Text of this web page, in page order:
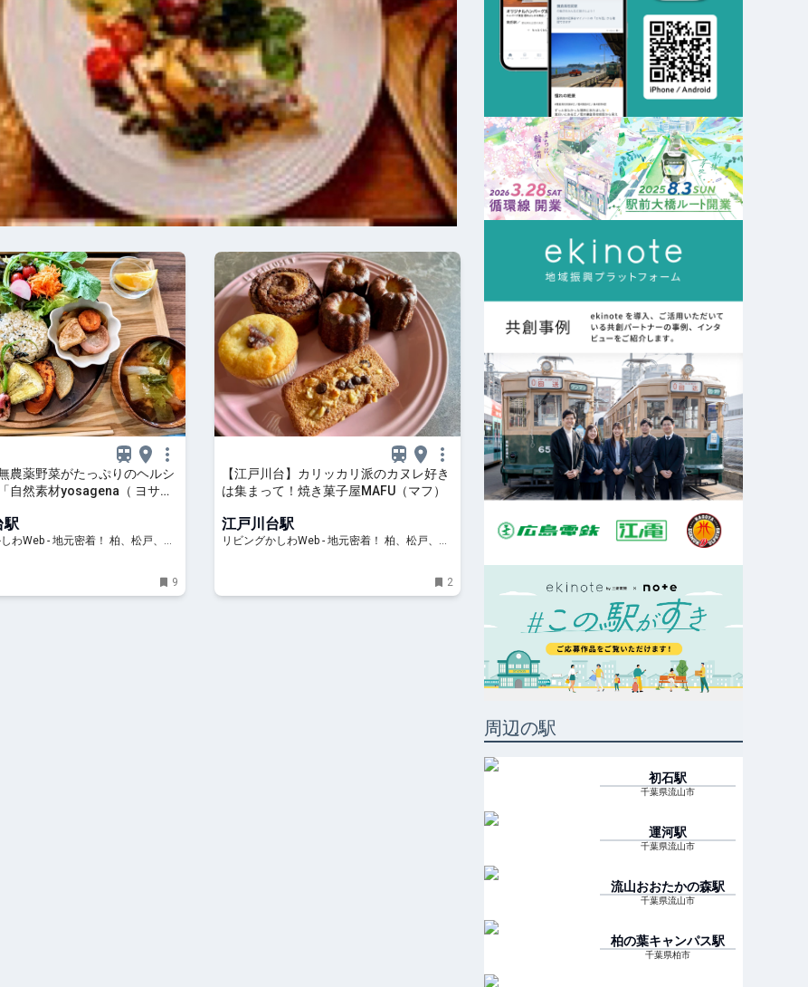
農薬野菜がたっぷりのヘルシ
自然素材yosagena（ ヨサゲ
駅
わWeb - 地元密着！ 柏、松戸、守
9
【江戸川台】カリッカリ派のカヌレ好き
は集まって！焼き菓子屋MAFU（マフ）
江戸川台駅
リビングかしわWeb - 地元密着！ 柏、松戸、守
2
周辺の駅
初石駅
千葉県流山市
運河駅
千葉県流山市
流山おおたかの森駅
千葉県流山市
柏の葉キャンパス駅
千葉県柏市